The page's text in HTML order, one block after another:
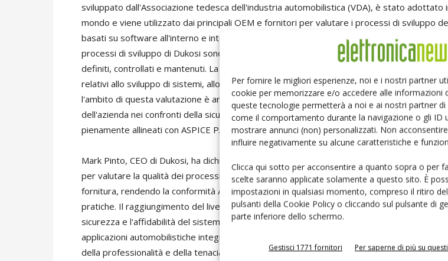
Per fornire le migliori esperienze, noi e i nostri partner
cookie per memorizzare e/o accedere alle informazioni
queste tecnologie permetterà a noi e ai nostri partner
come il comportamento durante la navigazione o gli ID
mostrare annunci (non) personalizzati. Non
influire negativamente su alcune caratteristiche e
Clicca qui sotto per acconsentire a quanto sopra o per
scelte saranno applicate solamente a questo sito. È
impostazioni in qualsiasi momento, compreso il ritiro
pulsanti della Cookie Policy o cliccando sul pulsante di
parte inferiore dello schermo.
Gestisci 1771 fornitori Per saperne di più su
sviluppato dall'Associazione tedesca dell'industria automobilistica (VDA), è stato adottato
mondo e viene utilizzato dai principali OEM e fornitori per valutare i processi di sviluppo
basati su software all'interno e intorno al veicolo. Il raggiungimento del livello 2 ASPICE
processi di sviluppo di Dukosi sono gestiti in modo rigoroso, con prodotti di lavoro
definiti, controllati e mantenuti. La rigorosa valutazione di UL Solutions ha incluso i processi
relativi allo sviluppo di sistemi, allo sviluppo di software, al supporto e alla gestione dei
l'ambito di questa valutazione è andato oltre quello raccomandato dalla VDA. A rafforzare
dell'azienda nei confronti della sicurezza dei prodotti, i processi di sviluppo di Dukosi sono
pienamente allineati con ASPICE PAM 4.0 e ISO 26262.
Mark Pinto, CEO di Dukosi, ha dichiarato: "Gli OEM automobilistici di tutto il mondo utilizzano
per valutare la qualità dei processi di sviluppo software dei loro fornitori lungo tutta la
fornitura, rendendo la conformità ASPICE essenziale per dimostrare l'ampio utilizzo delle
pratiche. Il raggiungimento del livello 2 ASPICE garantisce ai clienti del mercato
sicurezza e l'affidabilità del sistema di monitoraggio delle celle di nuova generazione di
applicazioni automobilistiche integrate. Questo traguardo è una vera testimonianza della
della professionalità e della tenacia del nostro personale e dimostra ulteriormente il nostro